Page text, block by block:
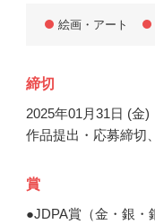
絵画・アート
締切
2025年01月31日 (金)
作品提出・応募締切
賞
●JDPA賞（金・銀